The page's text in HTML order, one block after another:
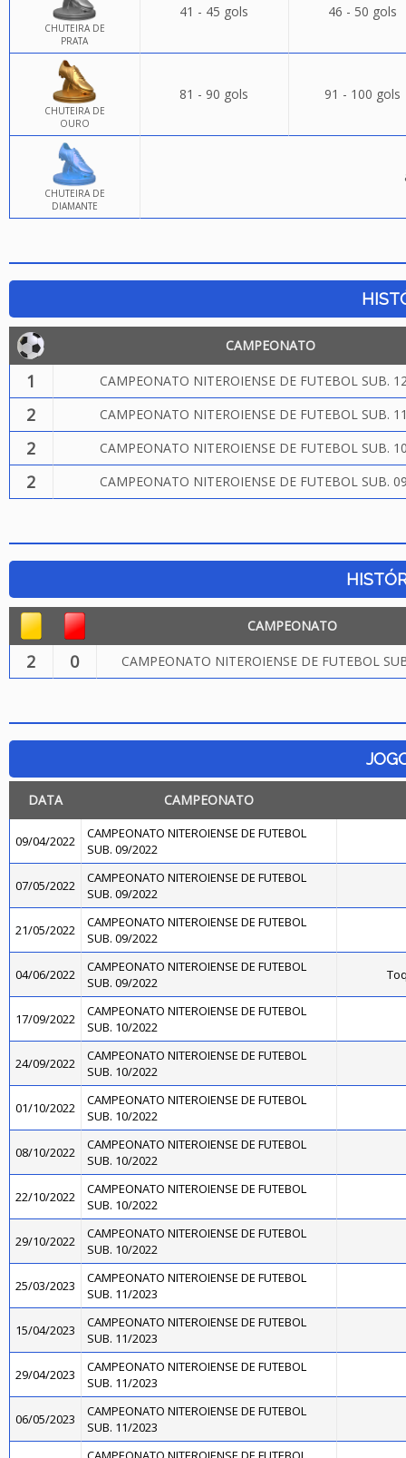
CHUTEIRA DE
PRATA
41 - 45 gols 46 - 50 gols
CHUTEIRA DE
OURO
81 - 90 gols 91 - 100 gols
CHUTEIRA DE
DIAMANTE
CAMPEONATO
1 CAMPEONATO NITEROIENSE DE FUTEBOL SUB.
2 CAMPEONATO NITEROIENSE DE FUTEBOL SUB.
2 CAMPEONATO NITEROIENSE DE FUTEBOL SUB.
2 CAMPEONATO NITEROIENSE DE FUTEBOL SUB.
CAMPEONATO
2 0 CAMPEONATO NITEROIENSE DE FUTEBOL
DATA CAMPEONATO
09/04/2022
CAMPEONATO NITEROIENSE DE FUTEBOL
SUB. 09/2022
07/05/2022
CAMPEONATO NITEROIENSE DE FUTEBOL
SUB. 09/2022
21/05/2022
CAMPEONATO NITEROIENSE DE FUTEBOL
SUB. 09/2022
04/06/2022
CAMPEONATO NITEROIENSE DE FUTEBOL
SUB. 09/2022
17/09/2022
CAMPEONATO NITEROIENSE DE FUTEBOL
SUB. 10/2022
24/09/2022
CAMPEONATO NITEROIENSE DE FUTEBOL
SUB. 10/2022
01/10/2022
CAMPEONATO NITEROIENSE DE FUTEBOL
SUB. 10/2022
08/10/2022
CAMPEONATO NITEROIENSE DE FUTEBOL
SUB. 10/2022
22/10/2022
CAMPEONATO NITEROIENSE DE FUTEBOL
SUB. 10/2022
29/10/2022
CAMPEONATO NITEROIENSE DE FUTEBOL
SUB. 10/2022
25/03/2023
CAMPEONATO NITEROIENSE DE FUTEBOL
SUB. 11/2023
15/04/2023
CAMPEONATO NITEROIENSE DE FUTEBOL
SUB. 11/2023
29/04/2023
CAMPEONATO NITEROIENSE DE FUTEBOL
SUB. 11/2023
06/05/2023
CAMPEONATO NITEROIENSE DE FUTEBOL
SUB. 11/2023